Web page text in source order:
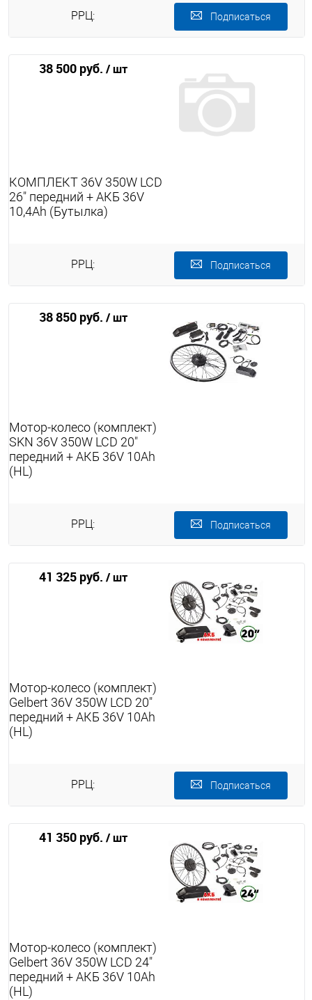
РРЦ:
38 500 руб. / шт
Подписаться
КОМПЛЕКТ 36V 350W LCD
26" передний + АКБ 36V
10,4Ah (Бутылка)
РРЦ:
38 850 руб. / шт
Подписаться
Мотор-колесо (комплект)
SKN 36V 350W LCD 20"
передний + АКБ 36V 10Ah
(HL)
РРЦ:
41 325 руб. / шт
Подписаться
Мотор-колесо (комплект)
Gelbert 36V 350W LCD 20"
передний + АКБ 36V 10Ah
(HL)
РРЦ:
41 350 руб. / шт
Подписаться
Мотор-колесо (комплект)
Gelbert 36V 350W LCD 24"
передний + АКБ 36V 10Ah
(HL)